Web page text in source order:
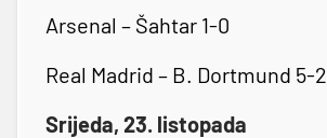
Arsenal – Šahtar 1-0
Real Madrid – B. Dortmund 5-2
Srijeda, 23. listopada